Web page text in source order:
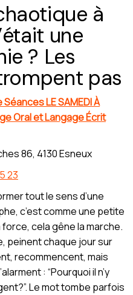
à
une
? Les
pas
LE SAMEDI À
Oral et Langage Écrit
86, 4130 Esneux
23
tout le sens d’une
c’est comme une petite
cela gêne la marche.
peinent chaque jour sur
recommencent, mais
: “Pourquoi il n’y
Le mot tombe parfois